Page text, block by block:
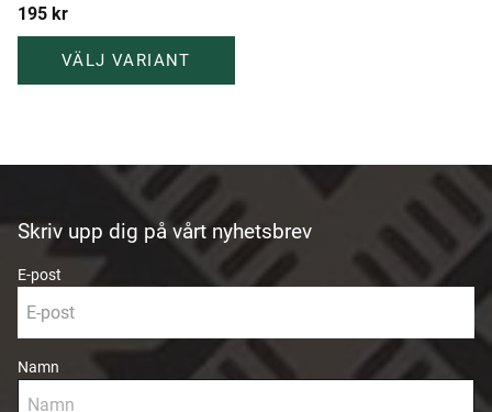
195 kr
Skriv upp dig på vårt nyhetsbrev
E-post
Namn